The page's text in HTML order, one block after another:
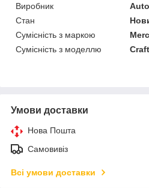
Виробник
Стан
Сумісність з маркою
Сумісність з моделлю
Умови доставки
Нова Пошта
Самовивіз
Всі умови доставки